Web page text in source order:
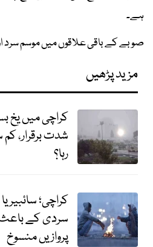
ہے۔
صوبے کے باقی علاقوں میں موسم
مزید پڑھیں
کراچی میں یخ
شدت برقرار،
رہا؟
کراچی؛
سردی کے باعث
پروازیں منسوخ